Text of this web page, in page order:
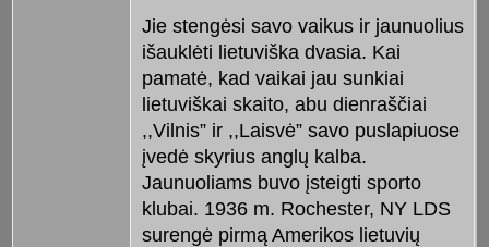
Jie stengėsi savo vaikus ir jaunuolius
išauklėti lietuviška dvasia. Kai
pamatė, kad vaikai jau sunkiai
lietuviškai skaito, abu dienraščiai
,,Vilnis” ir ,,Laisvė” savo puslapiuose
įvedė skyrius anglų kalba.
Jaunuoliams buvo įsteigti sporto
klubai. 1936 m. Rochester, NY LDS
surengė pirmą Amerikos lietuvių